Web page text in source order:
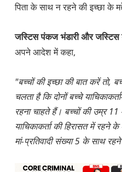
पिता के साथ न रहने की इच्छा के
जस्टिस पंकज भंडारी और जस्टिस
अपने आदेश में कहा,
"बच्चों की इच्छा की बात करें तो,
चलता है कि दोनों बच्चे
रहना चाहते हैं। बच्चों की उम्र
याचिकाकर्ता की हिरासत में रहने
मां-प्रतिवादी संख्या 5 के साथ